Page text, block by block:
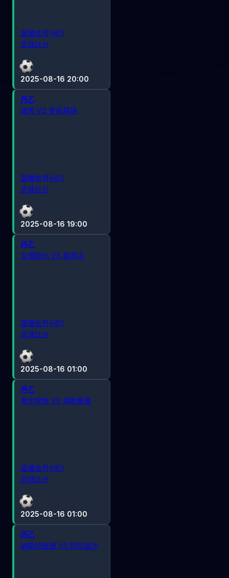
2025-08-16 20:00
直播信号(HD)
足球比分
2025-08-16 19:00
丹乙
瑞秀 VS 罗斯基德
直播信号(HD)
足球比分
2025-08-16 01:00
丹乙
文德斯尔 VS 斯基夫
直播信号(HD)
足球比分
2025-08-16 01:00
丹乙
希尔星格 VS 海勒鲁普
直播信号(HD)
足球比分
丹乙
纳斯特维德 VS 阿玛盖尔